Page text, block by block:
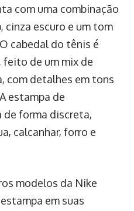
com uma combinação
cinza escuro e um tom
cabedal do tênis é
de um mix de
com detalhes em tons
estampa de
de forma discreta,
calcanhar, forro e
modelos da Nike
em suas